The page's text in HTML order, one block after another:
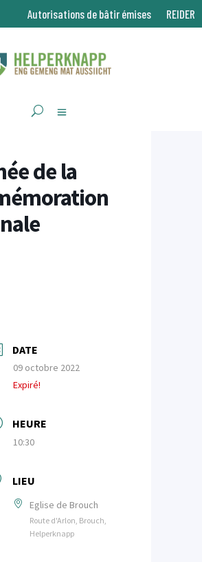
Autorisations de bâtir émises REIDER
de la
DATE
09 octobre 2022
Expiré!
HEURE
10:30
LIEU
Eglise de Brouch
Route d'Arlon, Brouch,
Helperknapp